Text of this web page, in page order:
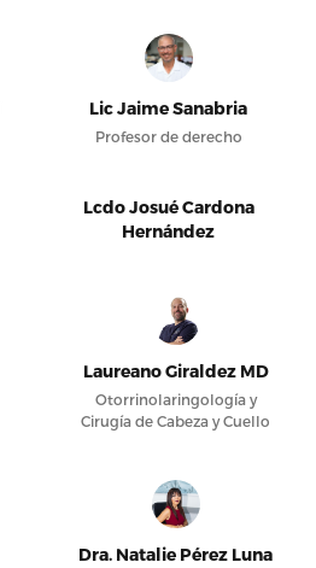
Lic Jaime Sanabria
Profesor de derecho
Lcdo Josué Cardona
Hernández
Laureano Giraldez MD
Otorrinolaringología y
Cirugía de Cabeza y Cuello
Dra. Natalie Pérez Luna